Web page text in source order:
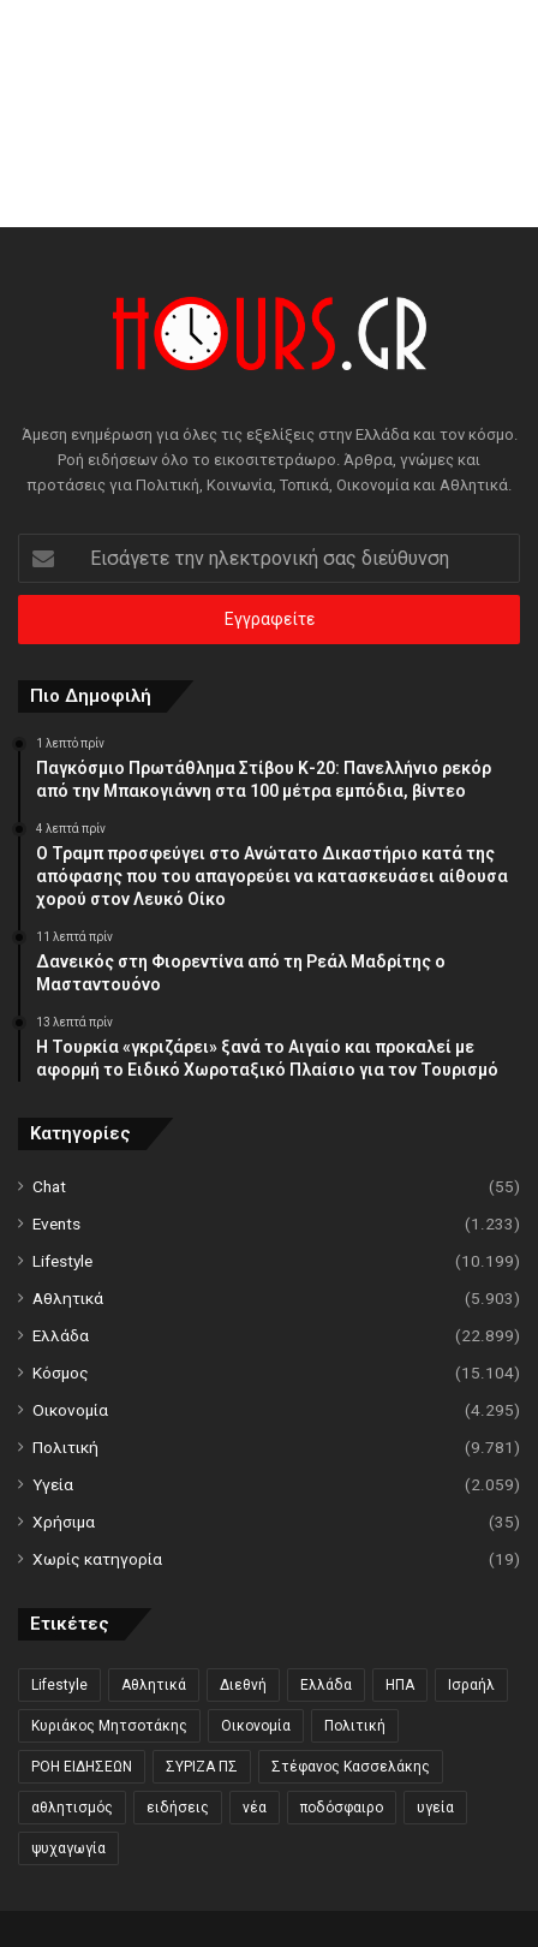
Άμεση ενημέρωση για όλες τις εξελίξεις στην Ελλάδα και τον κόσμο.
Ροή ειδήσεων όλο το εικοσιτετράωρο. Άρθρα, γνώμες και
προτάσεις για Πολιτική, Κοινωνία, Τοπικά, Οικονομία και Αθλητικά.
Εισάγετε
την
ηλεκτρονική
διεύθυνση
Πιο Δημοφιλή
1 λεπτό πρίν
Παγκόσμιο Πρωτάθλημα Στίβου Κ-20: Πανελλήνιο ρεκόρ
από την Μπακογιάννη στα 100 μέτρα εμπόδια, βίντεο
4 λεπτά πρίν
Ο Τραμπ προσφεύγει στο Ανώτατο Δικαστήριο κατά της
απόφασης που του απαγορεύει να κατασκευάσει αίθουσα
χορού στον Λευκό Οίκο
11 λεπτά πρίν
Δανεικός στη Φιορεντίνα από τη Ρεάλ Μαδρίτης ο
Μασταντουόνο
13 λεπτά πρίν
Η Τουρκία «γκριζάρει» ξανά το Αιγαίο και προκαλεί με
αφορμή το Ειδικό Χωροταξικό Πλαίσιο για τον Τουρισμό
Κατηγορίες
Chat
(55)
Events
(1.233)
Lifestyle
(10.199)
Αθλητικά
(5.903)
Ελλάδα
(22.899)
Κόσμος
(15.104)
Οικονομία
(4.295)
Πολιτική
(9.781)
Υγεία
(2.059)
Χρήσιμα
(35)
Χωρίς κατηγορία
(19)
Ετικέτες
Lifestyle Αθλητικά Διεθνή Ελλάδα ΗΠΑ Ισραήλ
Κυριάκος Μητσοτάκης Οικονομία Πολιτική
ΡΟΗ ΕΙΔΗΣΕΩΝ ΣΥΡΙΖΑ ΠΣ Στέφανος Κασσελάκης
αθλητισμός ειδήσεις νέα ποδόσφαιρο υγεία
ψυχαγωγία